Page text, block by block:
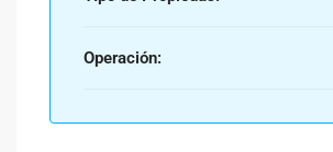
Operación: